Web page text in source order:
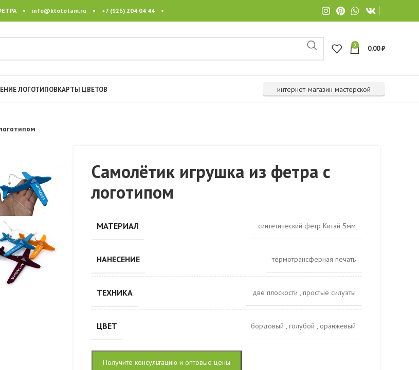
• info@ktototam.ru • +7 (926) 204 04 44 •
0 0,00₽
ЛОГОТИПОВКАРТЫ ЦВЕТОВ интернет-магазин мастерской
Самолётик игрушка из фетра с
логотипом
МАТЕРИАЛ синтетический фетр Китай 5мм
НАНЕСЕНИЕ термотрансферная печать
ТЕХНИКА две плоскости , простые силуэты
ЦВЕТ бордовый , голубой , оранжевый
Получите консультацию и оптовые цены